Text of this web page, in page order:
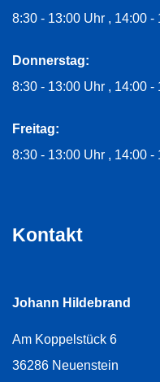
8:30 - 13:00 Uhr
14:00 -
Donnerstag:
8:30 - 13:00 Uhr
14:00 -
Freitag:
8:30 - 13:00 Uhr
14:00 -
Kontakt
Johann Hildebrand
Am Koppelstück 6
36286 Neuenstein